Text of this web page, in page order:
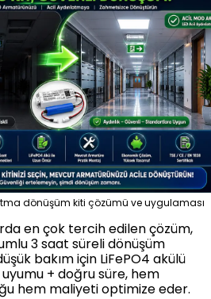
dönüşüm kiti çözümü ve uygulaması
en çok tercih edilen çözüm,
3 saat süreli dönüşüm
bakım için LiFePO4 akülü
+ doğru süre, hem
hem maliyeti optimize eder.